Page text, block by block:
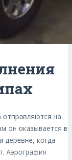
на
он оказывается в
деревне, когда
Аэрография